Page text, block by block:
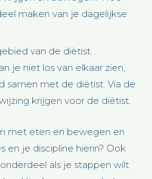
maken van je dagelijkse
van de diëtist.
je niet los van elkaar zien,
samen met de diëtist. Via de
krijgen voor de diëtist.
met eten en bewegen en
en je discipline hierin? Ook
als je stappen wilt